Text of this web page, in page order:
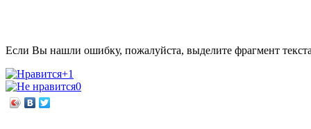
Если Вы нашли ошибку, пожалуйста, выделите фрагмент
+1
0